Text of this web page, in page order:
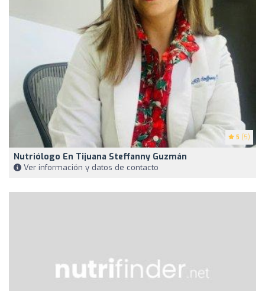
5 (5)
Nutriólogo En Tijuana Steffanny Guzmán
Ver información y datos de contacto